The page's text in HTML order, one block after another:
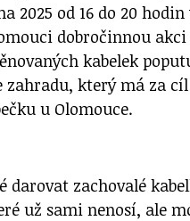
2025 od 16 do 20
dobročinnou akci
kabelek
který má za
u Olomouce.
darovat zachovalé
už sami nenosí, ale